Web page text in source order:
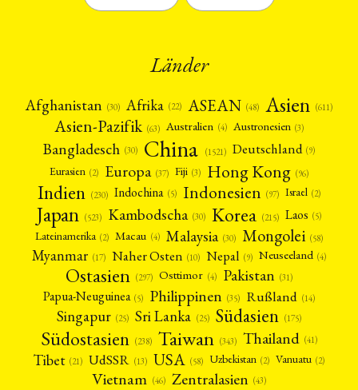
Länder
Afghanistan (30) Afrika (22) ASEAN (48) Asien (611)
Asien-Pazifik (63) Australien (4) Austronesien (3)
Bangladesch (30) China (1521) Deutschland (9)
Eurasien (2) Europa (37) Fiji (3) Hong Kong (96)
Indien (230) Indochina (5) Indonesien (97) Israel (2)
Japan (523) Kambodscha (30) Korea (215) Laos (5)
Lateinamerika (2) Macau (4) Malaysia (30) Mongolei (58)
Myanmar (17) Naher Osten (10) Nepal (9) Neuseeland (4)
Ostasien (297) Osttimor (4) Pakistan (31)
Papua-Neuguinea (5) Philippinen (35) Rußland (14)
Singapur (25) Sri Lanka (25) Südasien (175)
Südostasien (238) Taiwan (343) Thailand (41)
Tibet (21) UdSSR (13) USA (58) Uzbekistan (2) Vanuatu (2)
Vietnam (46) Zentralasien (43)